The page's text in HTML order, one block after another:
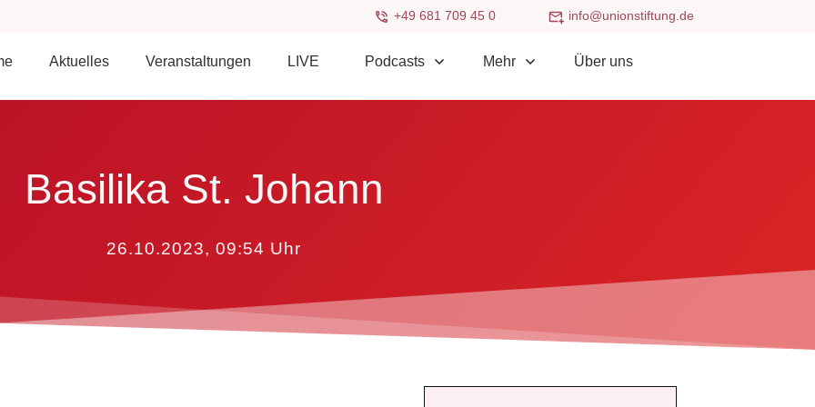
+49 681 709 45 0 info@unionstiftung.de
Aktuelles Veranstaltungen LIVE Podcasts Mehr Über uns
Basilika St. Johann
26.10.2023, 09:54 Uhr